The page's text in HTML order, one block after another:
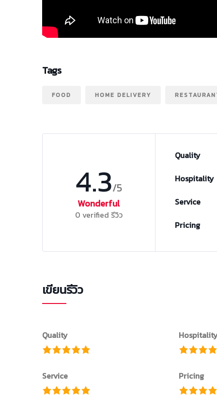
Tags
FOOD HOME DELIVERY
4.3/5
Wonderful
0 verified รีวิว
Quality
Hospitality
Service
Pricing
เขียนรีวิว
Quality
Service Pricing